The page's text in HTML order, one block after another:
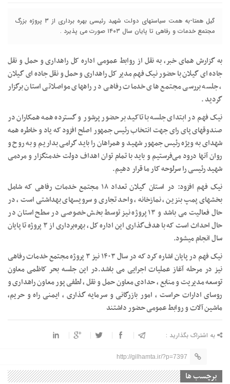
گیل همتا-به همت سیاستهای دولت شهید رئیسی بهره برداری از ۳ پروژه بزرگ
مجتمع خدمات و رفاهی تا پایان سال ۱۴۰۳ صورت می پذیرد .
به گزارش همای خبر، به نقل از روابط عمومی اداره کل راهداری و حمل و نقل
جاده ای گیلان با حضور نیک فهم مدیر کل راهداری و حمل و نقل جاده ای گیلان
، جلسه بررسی مجتمع های خدمات رفاهی در راههای مواصلاتی استان برگزار
گردید .
نیک فهم در ابتدای جلسه با تاکید بر حضور پرشور و گسترده همه همکاران در
صندوقهای پای رای جهت انتخاب رئیس جمهور اصلح افزود که یاد و خاطره همه
شهدای به ویژه رئیس جمهور شهید و همراهان را باید گرامی بداریم و به روح و
روان آنها درود می‌فرستیم و باید با تمام توان اهداف دولت خدمتگزار و مردمی
شهید رئیسی را سرلوحه کار ما قرار دهیم.
نیک فهم افزود: در استان گیلان تعداد ۱۸ مجتمع خدمات رفاهی که شامل
بخشهای پمپ بنزین ، نمازخانه ، واحد تجاری و سرویسهای بهداشتی است ، در
حال فعالیت می باشد و ۱۳ پروژه نیز توسط بخش خصوصی در سطح استان در
حال احداث است که با هدف‌گذاری این اداره کل ، بهره‌برداری از ۳ پروژه تا پایان
سال انجام میشود.
نیک فهم در پایان اشاره کرد که در سال ۱۴۰۳ نیز ۳ پروژه مجتمع خدمات رفاهی
نیز در مرحله آغاز عملیات اجرایی می باشد.در این جلسه بحر کاظمی معاون
توسعه مدیریت و منابع ، حدادی معاون حمل و نقل ، لطفی پور معاون راهداری و
روسای ادارات حراست ، امور بازرگانی و سرمایه گذاری ، ایمنی راه و حریم،
ماشین آلات و روابط‌ عمومی حضور داشتند
به اشتراک بگذارید :
http://gilhamta.ir/?p=7397
برچسب ها